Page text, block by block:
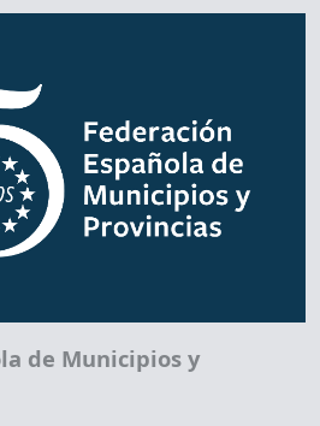
de Municipios y